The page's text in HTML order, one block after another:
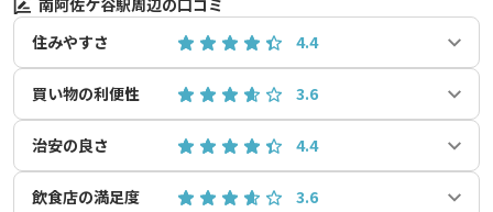
南阿佐ケ谷駅周辺の口コミ
住みやすさ
4.4
買い物の利便性 3.6
治安の良さ 4.4
飲食店の満足度 3.6